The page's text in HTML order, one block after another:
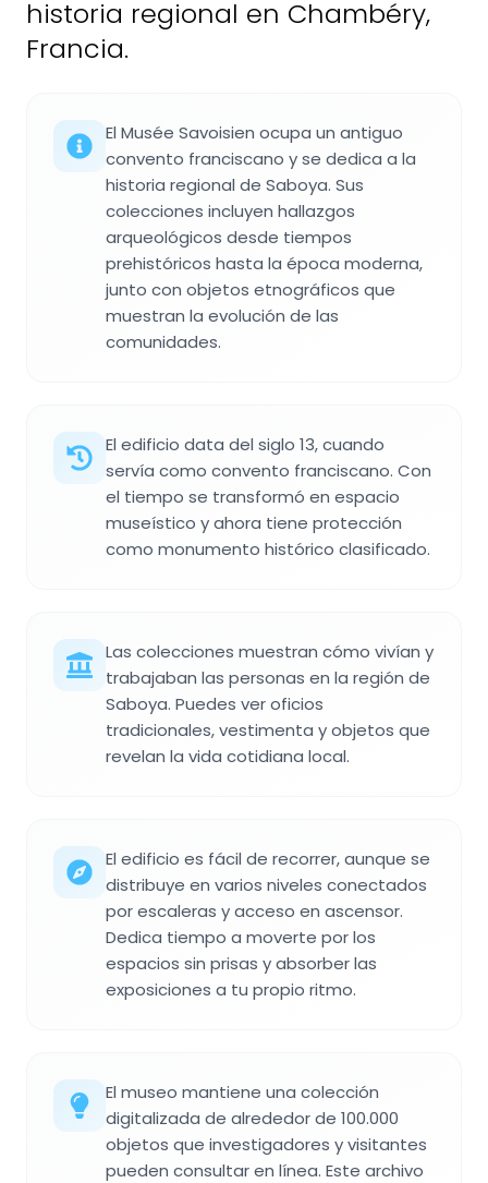
historia regional en Chambéry,
Francia.
El Musée Savoisien ocupa un antiguo
convento franciscano y se dedica a la
historia regional de Saboya. Sus
colecciones incluyen hallazgos
arqueológicos desde tiempos
prehistóricos hasta la época moderna,
junto con objetos etnográficos que
muestran la evolución de las
comunidades.
El edificio data del siglo 13, cuando
servía como convento franciscano. Con
el tiempo se transformó en espacio
museístico y ahora tiene protección
como monumento histórico clasificado.
Las colecciones muestran cómo vivían y
trabajaban las personas en la región de
Saboya. Puedes ver oficios
tradicionales, vestimenta y objetos que
revelan la vida cotidiana local.
El edificio es fácil de recorrer, aunque se
distribuye en varios niveles conectados
por escaleras y acceso en ascensor.
Dedica tiempo a moverte por los
espacios sin prisas y absorber las
exposiciones a tu propio ritmo.
El museo mantiene una colección
digitalizada de alrededor de 100.000
objetos que investigadores y visitantes
pueden consultar en línea. Este archivo